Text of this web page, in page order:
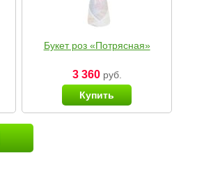
Букет роз «Потрясная»
3 360руб.
Купить